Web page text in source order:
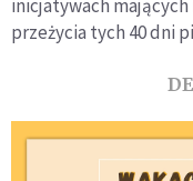
inicjatywach
przeżycia tych 40 dni